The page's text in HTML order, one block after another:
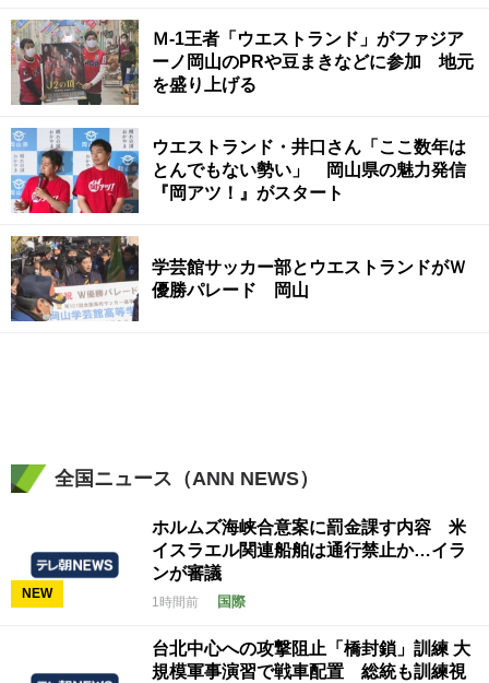
Ｍ-1王者「ウエストランド」がファジア
ーノ岡山のPRや豆まきなどに参加 地元
を盛り上げる
ウエストランド・井口さん「ここ数年は
とんでもない勢い」 岡山県の魅力発信
『岡アツ！』がスタート
学芸館サッカー部とウエストランドがＷ
優勝パレード 岡山
全国ニュース（ANN NEWS）
NEW
ホルムズ海峡合意案に罰金課す内容 米
イスラエル関連船舶は通行禁止か…イラ
ンが審議
1時間前 国際
台北中心への攻撃阻止「橋封鎖」訓練 大
規模軍事演習で戦車配置 総統も訓練視